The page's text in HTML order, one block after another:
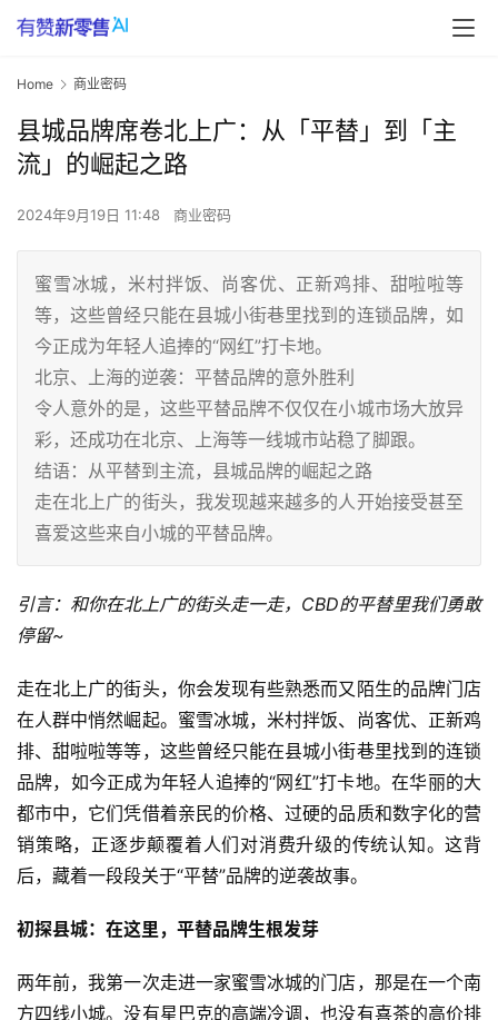
Home 商业密码
县城品牌席卷北上广：从「平替」到「主
流」的崛起之路
2024年9月19日 11:48 商业密码
蜜雪冰城，米村拌饭、尚客优、正新鸡排、甜啦啦等
等，这些曾经只能在县城小街巷里找到的连锁品牌，如
今正成为年轻人追捧的“网红”打卡地。
北京、上海的逆袭：平替品牌的意外胜利
令人意外的是，这些平替品牌不仅仅在小城市场大放异
彩，还成功在北京、上海等一线城市站稳了脚跟。
结语：从平替到主流，县城品牌的崛起之路
走在北上广的街头，我发现越来越多的人开始接受甚至
喜爱这些来自小城的平替品牌。
引言：和你在北上广的街头走一走，CBD的平替里我们勇敢
停留~
走在北上广的街头，你会发现有些熟悉而又陌生的品牌门店
在人群中悄然崛起。蜜雪冰城，米村拌饭、尚客优、正新鸡
排、甜啦啦等等，这些曾经只能在县城小街巷里找到的连锁
品牌，如今正成为年轻人追捧的“网红”打卡地。在华丽的大
都市中，它们凭借着亲民的价格、过硬的品质和数字化的营
销策略，正逐步颠覆着人们对消费升级的传统认知。这背
后，藏着一段段关于“平替”品牌的逆袭故事。
初探县城：在这里，平替品牌生根发芽
两年前，我第一次走进一家蜜雪冰城的门店，那是在一个南
方四线小城。没有星巴克的高端冷调，也没有喜茶的高价排